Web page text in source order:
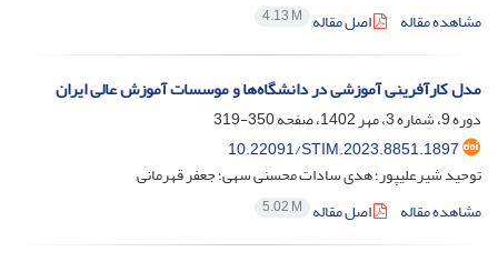
مشاهده مقاله
اصل مقاله 4.13 M
مدل کارآفرینی آموزشی در دانشگاه‌‌ها و موسسات آموزش عالی ایران
دوره 9، شماره 3، مهر 1402، صفحه
350-319
10.22091/STIM.2023.8851.1897
توحید شیرعلیپور؛ هدی سادات محسنی سهی؛ جعفر قهرمانی
مشاهده مقاله
اصل مقاله 5.02 M